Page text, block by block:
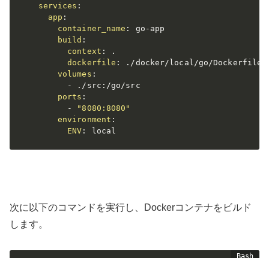
services :
app :
container_name : go - app
build :
context :
.
dockerfile :
./docker/local/go/Dockerfile
volumes :
-
./src : /go/src
ports :
-
"8080:8080"
environment :
ENV : local
次に以下のコマンドを実行し、Dockerコンテナをビルド
します。